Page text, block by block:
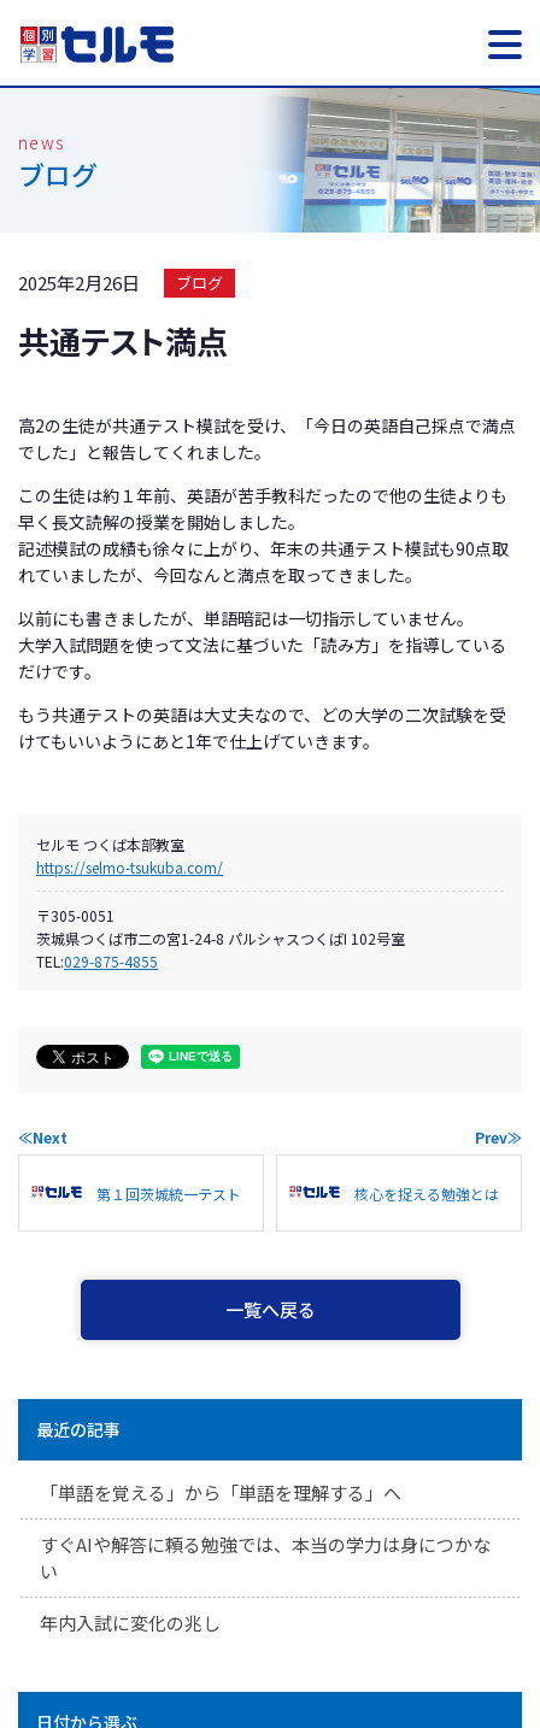
ブログ
2025年2月26日 ブログ
共通テスト満点
高2の生徒が共通テスト模試を受け、「今日の英語自己採点で満点
でした」と報告してくれました。
この生徒は約１年前、英語が苦手教科だったので他の生徒よりも
早く長文読解の授業を開始しました。
記述模試の成績も徐々に上がり、年末の共通テスト模試も90点取
れていましたが、今回なんと満点を取ってきました。
以前にも書きましたが、単語暗記は一切指示していません。
大学入試問題を使って文法に基づいた「読み方」を指導している
だけです。
もう共通テストの英語は大丈夫なので、どの大学の二次試験を受
けてもいいようにあと1年で仕上げていきます。
セルモ つくば本部教室
https://selmo-tsukuba.com/
〒305-0051
茨城県つくば市二の宮1-24-8 パルシャスつくばI 102号室
TEL:029-875-4855
≪Next
第１回茨城統一テスト
Prev≫
核心を捉える勉強とは
一覧へ戻る
最近の記事
「単語を覚える」から「単語を理解する」へ
すぐAIや解答に頼る勉強では、本当の学力は身につかな
い
年内入試に変化の兆し
日付から選ぶ